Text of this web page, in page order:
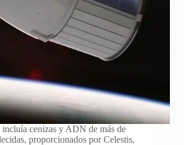
incluía cenizas y ADN de más de
proporcionados por Celestis,